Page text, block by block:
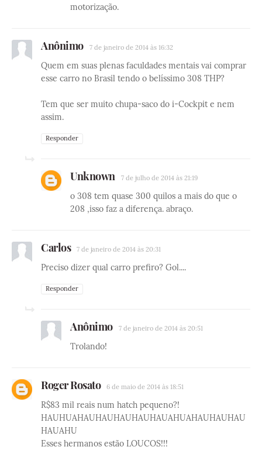
motorização.
Anônimo 7 de janeiro de 2014 às 16:32
Quem em suas plenas faculdades mentais vai comprar
esse carro no Brasil tendo o belíssimo 308 THP?
Tem que ser muito chupa-saco do i-Cockpit e nem
assim.
Responder
Unknown 7 de julho de 2014 às 21:19
o 308 tem quase 300 quilos a mais do que o
208 ,isso faz a diferença. abraço.
Carlos 7 de janeiro de 2014 às 20:31
Preciso dizer qual carro prefiro? Gol....
Responder
Anônimo 7 de janeiro de 2014 às 20:51
Trolando!
Roger Rosato 6 de maio de 2014 às 18:51
R$83 mil reais num hatch pequeno?!
HAUHUAHAUHAUHAUHAUHAUAHUAHAUHAUHAU
HAUAHU
Esses hermanos estão LOUCOS!!!